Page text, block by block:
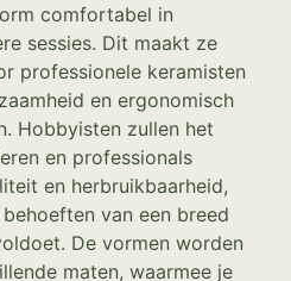
comfortabel in
sessies. Dit maakt ze
professionele keramisten
en ergonomisch
Hobbyisten zullen het
en professionals
en herbruikbaarheid,
van een breed
De vormen worden
maten, waarmee je